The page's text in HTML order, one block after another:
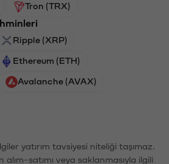
Tron (TRX)
Ripple (XRP)
Ethereum (ETH)
Avalanche (AVAX)
yatırım tavsiyesi niteliği taşımaz.
alım-satımı veya saklanmasıyla ilgili